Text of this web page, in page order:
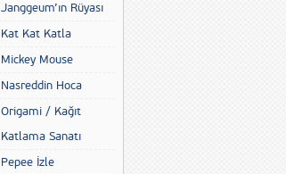
Janggeum’ın Rüyası
Kat Kat Katla
Mickey Mouse
Nasreddin Hoca
Origami / Kağıt
Katlama Sanatı
Pepee İzle